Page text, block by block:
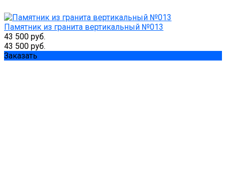
Памятник из гранита вертикальный №013
43 500 руб.
43 500 руб.
Заказать